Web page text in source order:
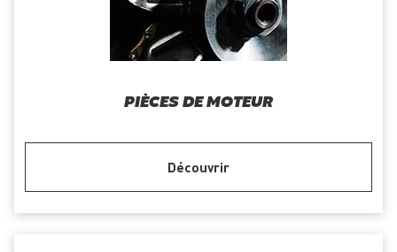
PIÈCES DE MOTEUR
Découvrir